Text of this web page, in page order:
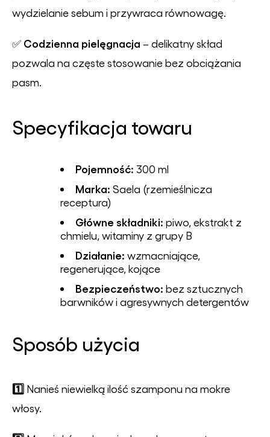
wydzielanie sebum i przywraca równowagę.
✅ Codzienna pielęgnacja – delikatny skład
pozwala na częste stosowanie bez obciążania
pasm.
Specyfikacja towaru
Pojemność: 300 ml
Marka: Saela (rzemieślnicza
receptura)
Główne składniki: piwo, ekstrakt z
chmielu, witaminy z grupy B
Działanie: wzmacniające,
regenerujące, kojące
Bezpieczeństwo: bez sztucznych
barwników i agresywnych detergentów
Sposób użycia
1️⃣ Nanieś niewielką ilość szamponu na mokre
włosy.